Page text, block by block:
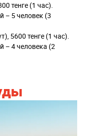
тенге (1 час).
– 5 человек (3
5600 тенге (1 час).
– 4 человека (2